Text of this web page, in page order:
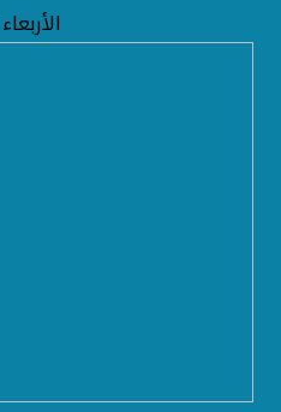
الأربعاء 05 أغسطس 2026 04:21 مساءً